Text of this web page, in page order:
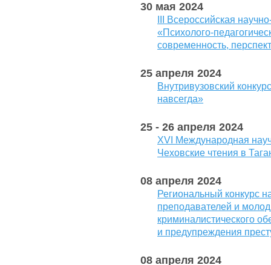
30 мая 2024
III Всероссийская
«Психолого-
современность,
25 апреля 2024
Внутривузовский
навсегда»
25 - 26 апреля 2024
ХVI Международная
Чеховские чтения в
08 апреля 2024
Региональный конкурс
преподавателей и
криминалистического
и предупреждения
08 апреля 2024